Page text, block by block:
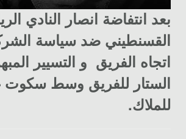
بعد انتفاضة انصار النادي
القسنطيني ضد سياسة
اتجاه الفريق و التسيير
الستار للفريق وسط سكوت
للملاك.